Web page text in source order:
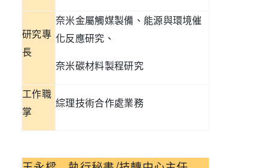
研究專
長
奈米金屬觸媒製備、能源與環境催
化反應研究、
奈米碳材料製程研究
工作職
掌
綜理技術合作處業務